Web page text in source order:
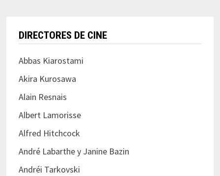
DIRECTORES DE CINE
Abbas Kiarostami
Akira Kurosawa
Alain Resnais
Albert Lamorisse
Alfred Hitchcock
André Labarthe y Janine Bazin
Andréi Tarkovski